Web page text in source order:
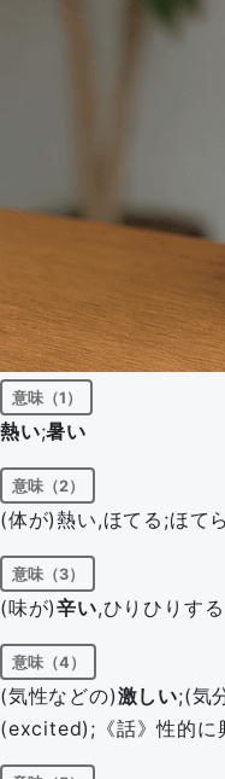
意味（1）
熱い;暑い
意味（2）
(体が)熱い,ほてる;ほて
意味（3）
(味が)辛い,ひりひりする
意味（4）
(気性などの)激しい;(気
(excited);《話》性的に